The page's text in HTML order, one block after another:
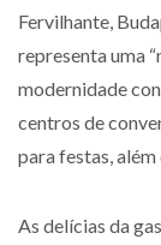
Fervilhante,
representa uma
modernidade
centros de
para festas,
As delícias da